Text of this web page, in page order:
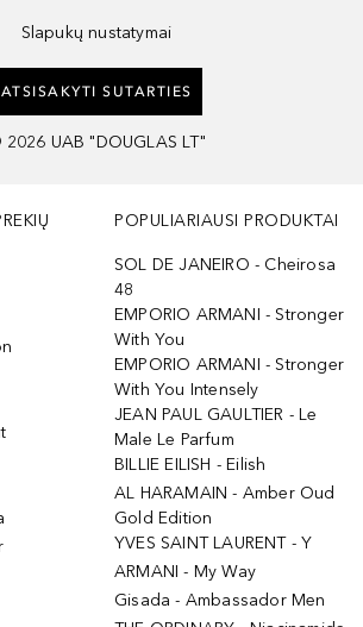
Slapukų nustatymai
ATSISAKYTI SUTARTIES
2026 UAB "DOUGLAS LT"
POPULIARIAUSI PRODUKTAI
SOL DE JANEIRO - Cheirosa
48
EMPORIO ARMANI - Stronger
With You
EMPORIO ARMANI - Stronger
With You Intensely
JEAN PAUL GAULTIER - Le
Male Le Parfum
BILLIE EILISH - Eilish
AL HARAMAIN - Amber Oud
Gold Edition
YVES SAINT LAURENT - Y
ARMANI - My Way
Gisada - Ambassador Men